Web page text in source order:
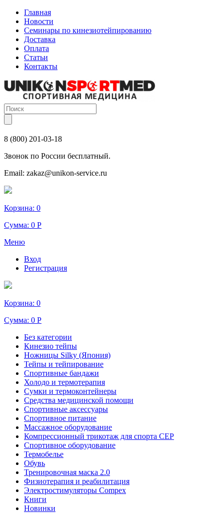
Главная
Новости
Семинары по кинезиотейпированию
Доставка
Оплата
Статьи
Контакты
8 (800) 201-03-18
Звонок по России бесплатный.
Email: zakaz@unikon-service.ru
Корзина: 0
Сумма: 0 Р
Меню
Вход
Регистрация
Корзина: 0
Сумма: 0 Р
Без категории
Кинезио тейпы
Ножницы Silky (Япония)
Тейпы и тейпирование
Спортивные бандажи
Холодо и термотерапия
Сумки и термоконтейнеры
Средства медицинской помощи
Спортивные аксессуары
Спортивное питание
Массажное оборудование
Компрессионный трикотаж для спорта СЕР
Спортивное оборудование
Термобелье
Обувь
Тренировочная маска 2.0
Физиотерапия и реабилитация
Электростимуляторы Compex
Книги
Новинки